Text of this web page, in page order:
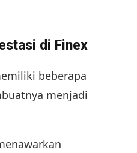
di Finex
beberapa
menjadi